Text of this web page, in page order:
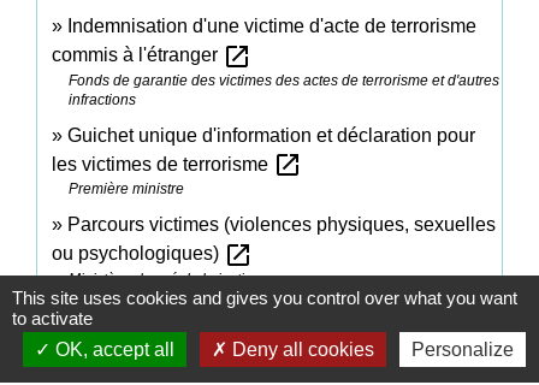
Indemnisation d'une victime d'acte de terrorisme
commis à l'étranger open_in_new
Fonds de garantie des victimes des actes de terrorisme et d'autres
infractions
Guichet unique d'information et déclaration pour
les victimes de terrorisme open_in_new
Première ministre
Parcours victimes (violences physiques, sexuelles
ou psychologiques) open_in_new
Ministère chargé de la justice
Comment faire si...
This site uses cookies and gives you control over what you want
to activate
OK, accept all
Deny all cookies Personalize